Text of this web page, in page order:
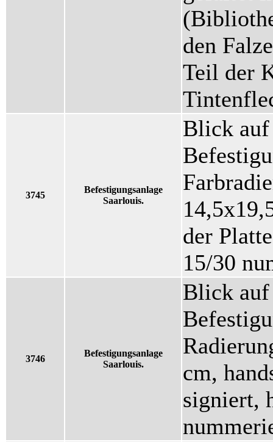
den
Teil der
3745
Befestigungsanlage
Saarlouis.
Blick auf
der
15/30
3746
Befestigungsanlage
Saarlouis.
Blick auf
cm,
signiert,